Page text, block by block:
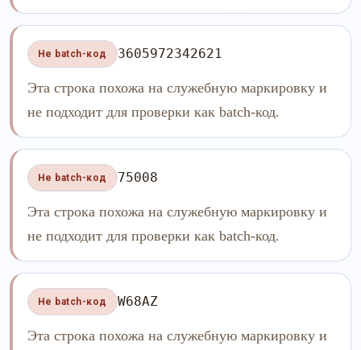
Не batch-код 3605972342621
Эта строка похожа на служебную маркировку и
не подходит для проверки как batch-код.
Не batch-код 75008
Эта строка похожа на служебную маркировку и
не подходит для проверки как batch-код.
Не batch-код W68AZ
Эта строка похожа на служебную маркировку и